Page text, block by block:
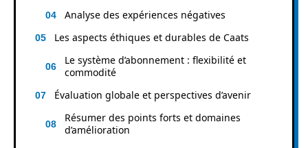
Analyse des expériences négatives
Les aspects éthiques et durables de Caats
Le système d’abonnement : flexibilité et
commodité
Évaluation globale et perspectives d’avenir
Résumer des points forts et domaines
d’amélioration